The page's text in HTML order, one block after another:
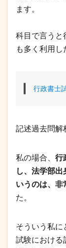
ます。
科目で言うと
も多く利用し
行政書士
記述過去問解
私の場合、 行
し、法学部
いうのは、非
た。
そういう私に
試験における